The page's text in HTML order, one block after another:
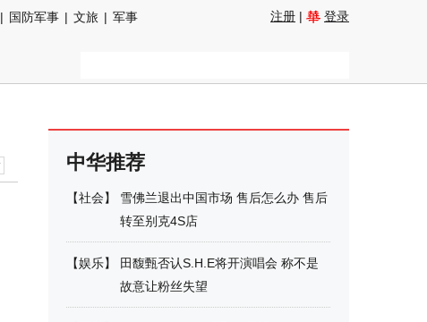
| 国防军事 | 文旅 | 军事
注册 | 登录
中华推荐
【社会】
雪佛兰退出中国市场 售后怎么办 售后
转至别克4S店
【娱乐】
田馥甄否认S.H.E将开演唱会 称不是
故意让粉丝失望